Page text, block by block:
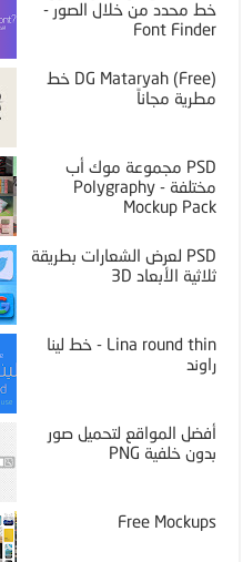
خط محدد من خلال الصور -
Font Finder
DG Mataryah (Free) خط
مطرية مجاناً
PSD مجموعة موك أب
مختلفة - Polygraphy
Mockup Pack
PSD لعرض الشعارات بطريقة
ثلاثية الأبعاد 3D
Lina round thin - خط لينا
راوند
أفضل المواقع لتحميل صور
بدون خلفية PNG
Free Mockups